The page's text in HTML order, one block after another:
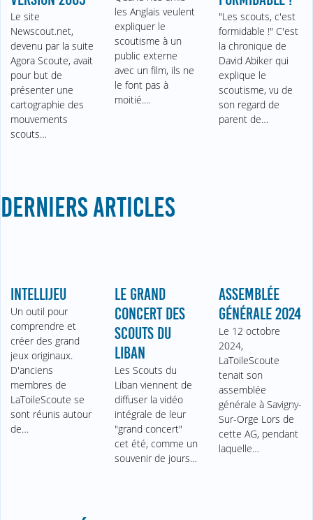
Le site
Newscout.net,
devenu par la suite
Agora Scoute, avait
pour but de
présenter une
cartographie des
mouvements
scouts…
les Anglais veulent
expliquer le
scoutisme à un
public externe
avec un film, ils ne
le font pas à
moitié.…
"Les scouts, c'est
formidable !" C'est
la chronique de
David Abiker qui
explique le
scoutisme, vu de
son regard de
parent de…
DERNIERS ARTICLES
INTELLIJEU
Un outil pour
comprendre et
créer des grand
jeux originaux.
D'anciens
membres de
LaToileScoute se
sont réunis autour
de…
LE GRAND
CONCERT DES
SCOUTS DU
LIBAN
Les Scouts du
Liban viennent de
diffuser la vidéo
intégrale de leur
"grand concert"
cet été, comme un
souvenir de jours…
ASSEMBLÉE
GÉNÉRALE 2024
Le 12 octobre
2024,
LaToileScoute
tenait son
assemblée
générale à Savigny-
Sur-Orge Lors de
cette AG, pendant
laquelle…